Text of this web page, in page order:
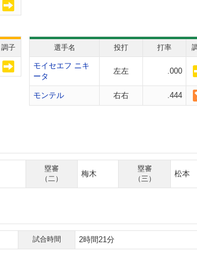
調子 選手名 投打 打率
モイセエフ ニキ
ータ
左左 .000
モンテル 右右 .444
塁審
（二）
梅木
塁審
（三）
松本
試合時間 2時間21分